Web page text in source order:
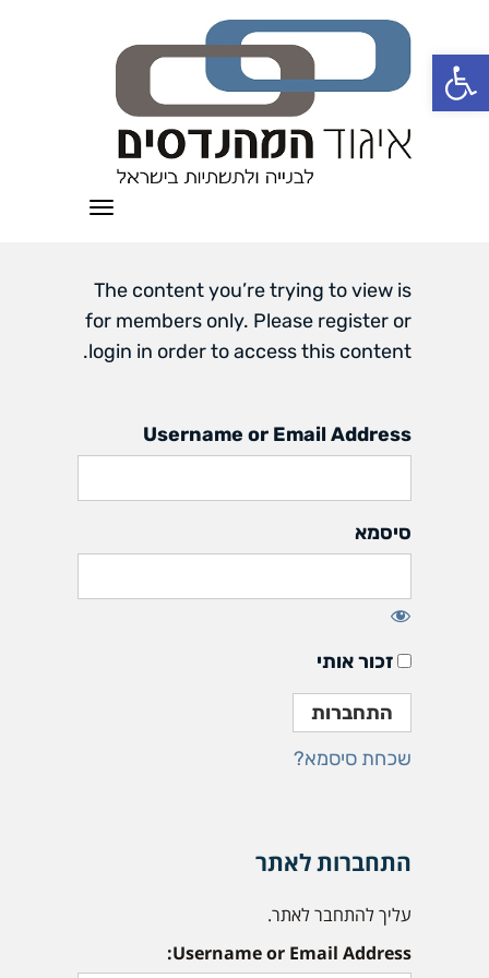
פתח סרגל נגישות
תפריט
The content you’re trying to view is
for members only. Please register or
login in order to access this content.
Username or Email Address
סיסמא
זכור אותי
שכחת סיסמא?
התחברות לאתר
עליך להתחבר לאתר.
Username or Email Address: